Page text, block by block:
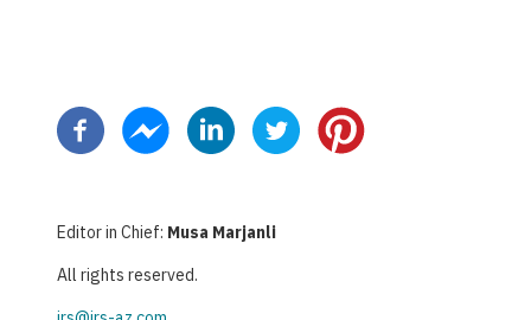
Editor in Chief: Musa Marjanli
All rights reserved.